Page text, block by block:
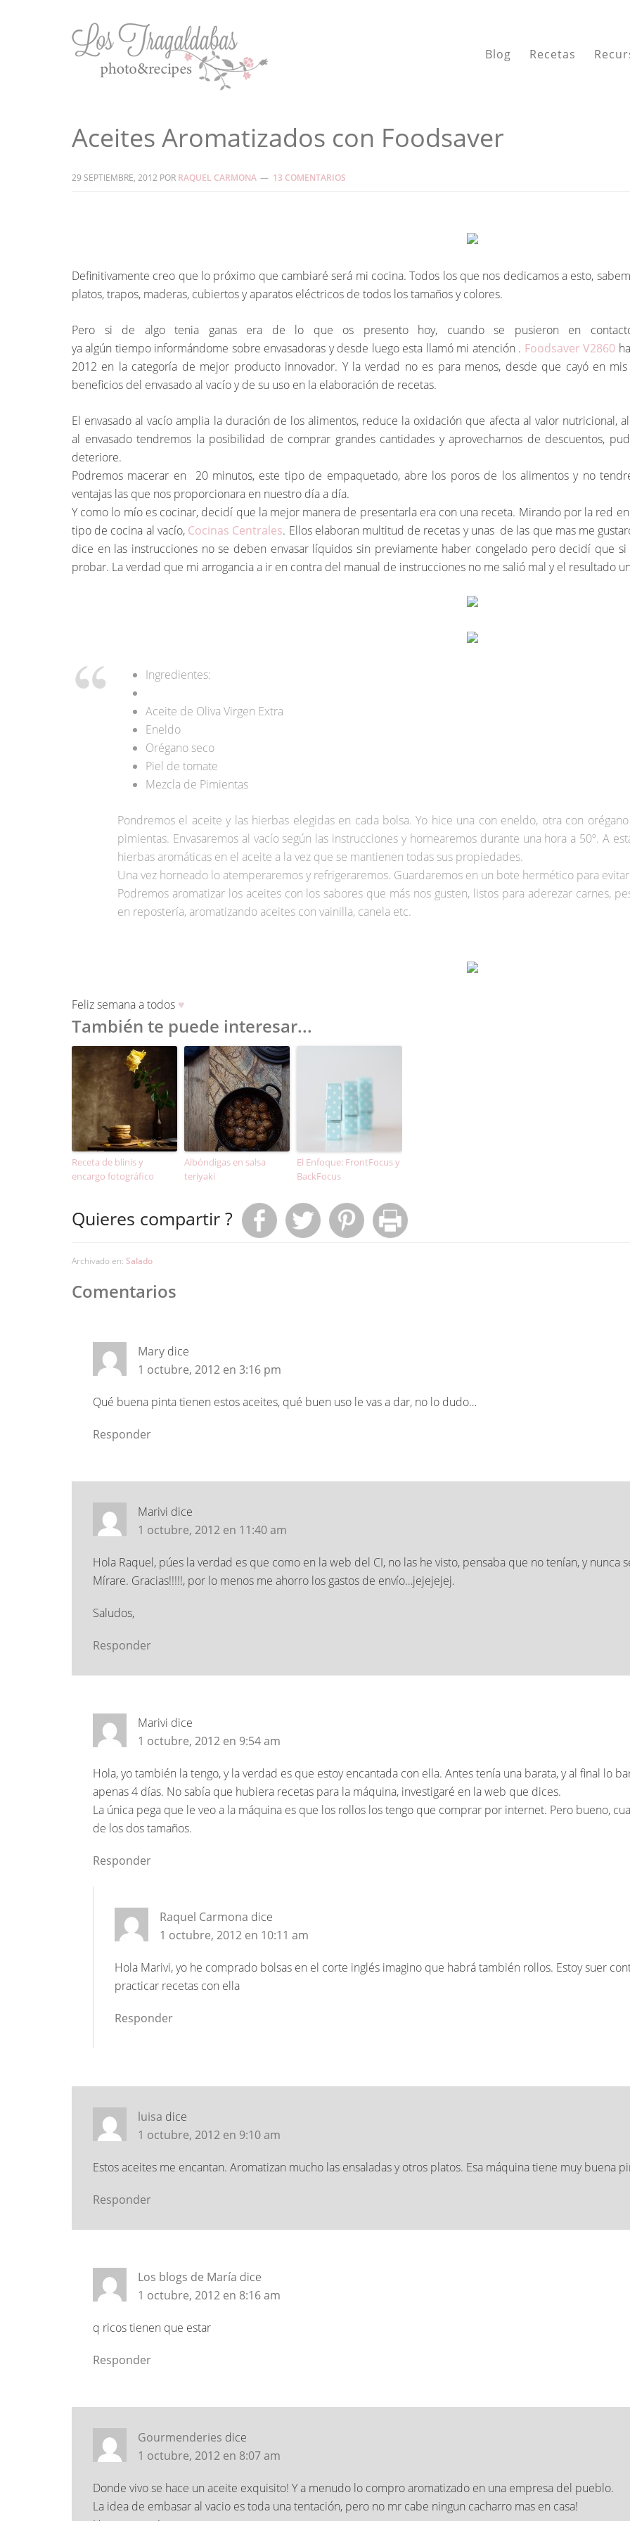
Blog Recetas
Aceites Aromatizados con Foodsaver
29 SEPTIEMBRE, 2012 POR RAQUEL CARMONA 13 COMENTARIOS
Definitivamente creo que lo próximo que cambiaré será mi cocina. Todos los que nos dedicamos a esto,
platos, trapos, maderas, cubiertos y aparatos eléctricos de todos los tamaños y colores.
Pero si de algo tenia ganas era de lo que os presento hoy, cuando se pusieron en
ya algún tiempo informándome sobre envasadoras y desde luego esta llamó mi atención . Foodsaver V2860
2012 en la categoría de mejor producto innovador. Y la verdad no es para menos, desde que cayó en
beneficios del envasado al vacío y de su uso en la elaboración de recetas.
El envasado al vacío amplia la duración de los alimentos, reduce la oxidación que afecta al valor nutricional,
al envasado tendremos la posibilidad de comprar grandes cantidades y aprovecharnos de descuentos,
deteriore.
Podremos macerar en 20 minutos, este tipo de empaquetado, abre los poros de los alimentos y no
ventajas las que nos proporcionara en nuestro día a día.
Y como lo mío es cocinar, decidí que la mejor manera de presentarla era con una receta. Mirando por la red
tipo de cocina al vacío, Cocinas Centrales. Ellos elaboran multitud de recetas y unas de las que mas me
dice en las instrucciones no se deben envasar líquidos sin previamente haber congelado pero decidí que
probar. La verdad que mi arrogancia a ir en contra del manual de instrucciones no me salió mal y el resultado
Ingredientes:
Aceite de Oliva Virgen Extra
Eneldo
Orégano seco
Piel de tomate
Mezcla de Pimientas
Pondremos el aceite y las hierbas elegidas en cada bolsa. Yo hice una con eneldo, otra con
pimientas. Envasaremos al vacío según las instrucciones y hornearemos durante una hora a 50º. A
hierbas aromáticas en el aceite a la vez que se mantienen todas sus propiedades.
Una vez horneado lo atemperaremos y refrigeraremos. Guardaremos en un bote hermético para
Podremos aromatizar los aceites con los sabores que más nos gusten, listos para aderezar carnes,
en repostería, aromatizando aceites con vainilla, canela etc.
Feliz semana a todos ♥
También te puede interesar...
Receta de blinis y
encargo fotográfico
Albóndigas en salsa
teriyaki
El Enfoque: FrontFocus y
BackFocus
Quieres compartir ?
Archivado en: Salado
Comentarios
Mary dice
1 octubre, 2012 en 3:16 pm
Qué buena pinta tienen estos aceites, qué buen uso le vas a dar, no lo dudo…
Responder
Marivi dice
1 octubre, 2012 en 11:40 am
Hola Raquel, púes la verdad es que como en la web del CI, no las he visto, pensaba que no tenían, y
Mírare. Gracias!!!!!, por lo menos me ahorro los gastos de envío…jejejejej.
Saludos,
Responder
Marivi dice
1 octubre, 2012 en 9:54 am
Hola, yo también la tengo, y la verdad es que estoy encantada con ella. Antes tenía una barata, y al final lo
apenas 4 días. No sabía que hubiera recetas para la máquina, investigaré en la web que dices.
La única pega que le veo a la máquina es que los rollos los tengo que comprar por internet. Pero bueno,
de los dos tamaños.
Responder
Raquel Carmona dice
1 octubre, 2012 en 10:11 am
Hola Marivi, yo he comprado bolsas en el corte inglés imagino que habrá también rollos. Estoy suer
practicar recetas con ella
Responder
luisa dice
1 octubre, 2012 en 9:10 am
Estos aceites me encantan. Aromatizan mucho las ensaladas y otros platos. Esa máquina tiene muy buena
Responder
Los blogs de María dice
1 octubre, 2012 en 8:16 am
q ricos tienen que estar
Responder
Gourmenderies dice
1 octubre, 2012 en 8:07 am
Donde vivo se hace un aceite exquisito! Y a menudo lo compro aromatizado en una empresa del pueblo.
La idea de embasar al vacio es toda una tentación, pero no mr cabe ningun cacharro mas en casa!